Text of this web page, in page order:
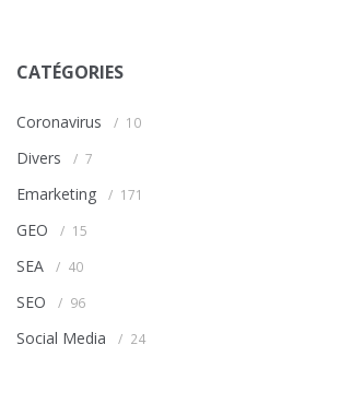
CATÉGORIES
Coronavirus 10
Divers 7
Emarketing 171
GEO 15
SEA 40
SEO 96
Social Media 24